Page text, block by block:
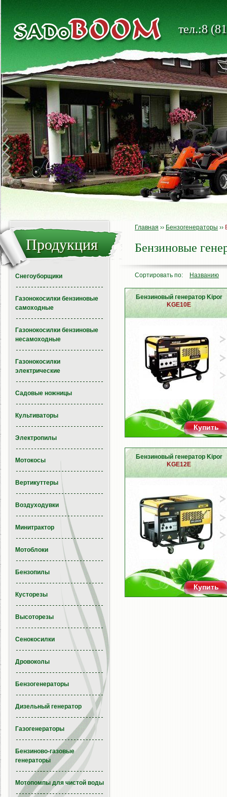
тел.:8
Главная ›› Бензогенераторы ››
Бензиновые
Сортировать по: Названию
Бензиновый генератор Kipor
KGE10E
Купить
Бензиновый генератор Kipor
KGE12Е
Купить
Продукция
Снегоуборщики
Газонокосилки бензиновые
самоходные
Газонокосилки бензиновые
несамоходные
Газонокосилки
электрические
Садовые ножницы
Культиваторы
Электропилы
Мотокосы
Вертикуттеры
Воздуходувки
Минитрактор
Мотоблоки
Бензопилы
Кусторезы
Высоторезы
Сенокосилки
Дровоколы
Бензогенераторы
Дизельный генератор
Газогенераторы
Бензиново-газовые
генераторы
Мотопомпы для чистой воды